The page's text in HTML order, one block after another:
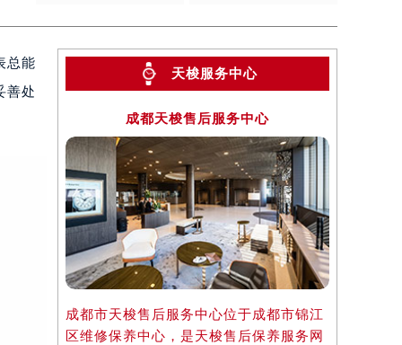
总能
善处
天梭服务中心
成都天梭售后服务中心
成都市天梭售后服务中心位于成都市锦江
区维修保养中心，是天梭售后保养服务网